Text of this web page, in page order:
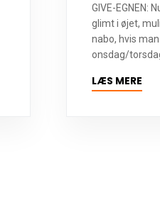
GIVE-EGNEN:
glimt i øjet,
nabo, hvis
onsdag/
LÆS MERE